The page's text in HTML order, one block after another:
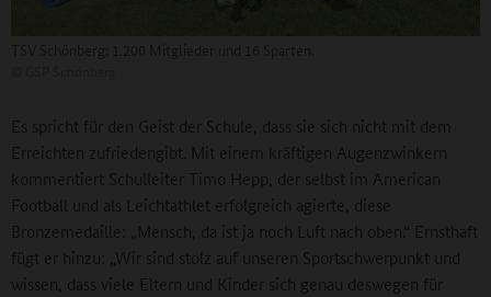
Es spricht für den Geist der Schule, dass sie sich nicht mit dem
Erreichten zufriedengibt. Mit einem kräftigen Augenzwinkern
kommentiert Schulleiter Timo Hepp, der selbst im American
Football und als Leichtathlet erfolgreich agierte, diese
Bronzemedaille: „Mensch, da ist ja noch Luft nach oben.“ Ernsthaft
fügt er hinzu: „Wir sind stolz auf unseren Sportschwerpunkt und
wissen, dass viele Eltern und Kinder sich genau deswegen für